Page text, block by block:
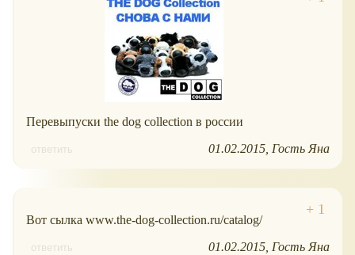
Перевыпуски the dog collection в россии
ответить 01.02.2015 Гость Яна
Вот сылка www.the-dog-collection.ru/catalog/
ответить 01.02.2015 Гость Яна